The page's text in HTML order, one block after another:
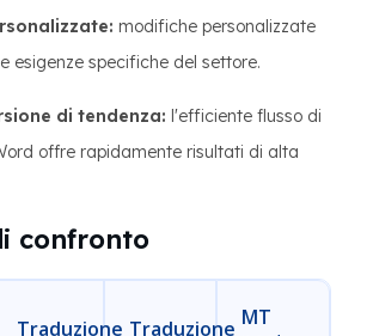
modifiche personalizzate
esigenze specifiche del settore.
di tendenza: l'efficiente flusso di
offre rapidamente risultati di alta
confronto
Traduzione Traduzione MT